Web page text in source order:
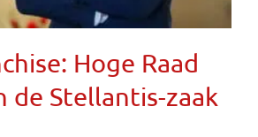
Hoge Raad
de Stellantis-zaak